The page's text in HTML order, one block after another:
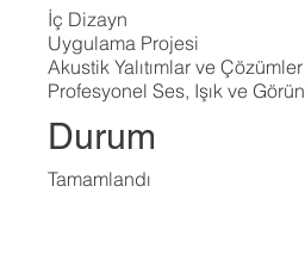
İç Dizayn
Uygulama Projesi
Akustik Yalıtımlar ve Çözümler
Profesyonel Ses, Işık ve
Durum
Tamamlandı